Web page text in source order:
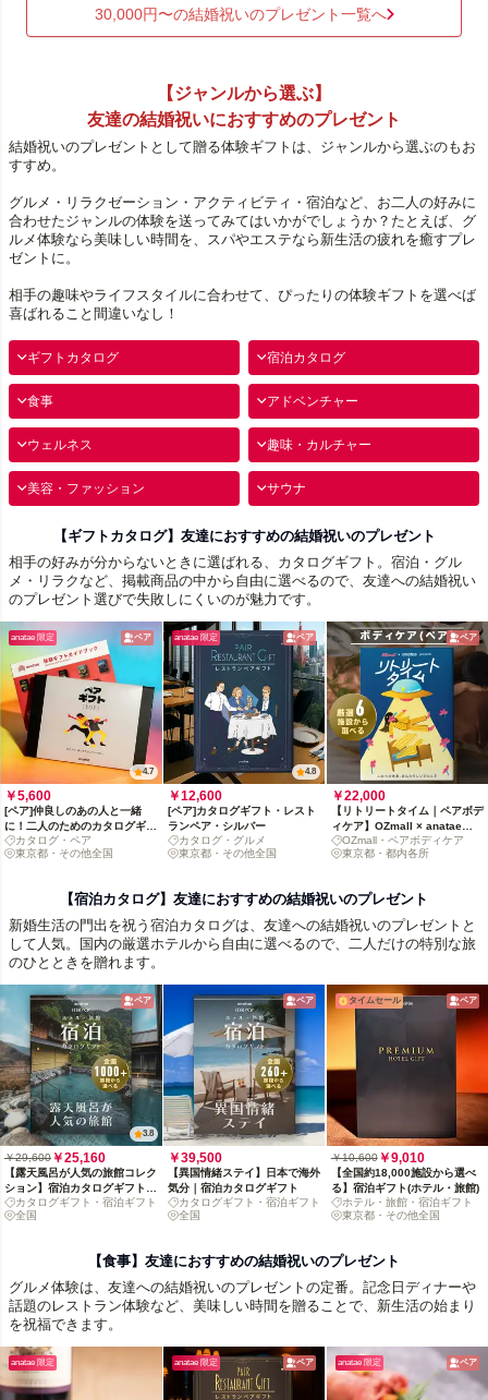
30,000円〜の結婚祝いのプレゼント一覧へ
【ジャンルから選ぶ】
友達の結婚祝いにおすすめのプレゼント
結婚祝いのプレゼントとして贈る体験ギフトは、ジャンルから選ぶのもお
すすめ。
グルメ・リラクゼーション・アクティビティ・宿泊など、お二人の好みに
合わせたジャンルの体験を送ってみてはいかがでしょうか？たとえば、グ
ルメ体験なら美味しい時間を、スパやエステなら新生活の疲れを癒すプレ
ゼントに。
相手の趣味やライフスタイルに合わせて、ぴったりの体験ギフトを選べば
喜ばれること間違いなし！
ギフトカタログ 宿泊カタログ
食事 アドベンチャー
ウェルネス 趣味・カルチャー
美容・ファッション サウナ
【ギフトカタログ】友達におすすめの結婚祝いのプレゼント
相手の好みが分からないときに選ばれる、カタログギフト。宿泊・グル
メ・リラクなど、掲載商品の中から自由に選べるので、友達への結婚祝い
のプレゼント選びで失敗しにくいのが魅力です。
anatae 限定 ペア
4.7
￥5,600
[ペア]仲良しのあの人と一緒
に！二人のためのカタログギフ
トカタログ・ペア
東京都・その他全国
anatae 限定 ペア
4.8
￥12,600
[ペア]カタログギフト・レスト
ランペア・シルバー
カタログ・グルメ
東京都・その他全国
ペア
￥22,000
【リトリートタイム｜ペアボデ
ィケア】OZmall × anatae
presents カタログギフト
OZmall・ペアボディケア
東京都・都内各所
【宿泊カタログ】友達におすすめの結婚祝いのプレゼント
新婚生活の門出を祝う宿泊カタログは、友達への結婚祝いのプレゼントと
して人気。国内の厳選ホテルから自由に選べるので、二人だけの特別な旅
のひとときを贈れます。
ペア
3.8
￥29,600 ￥25,160
【露天風呂が人気の旅館コレク
ション】宿泊カタログギフト:
掲載数1,000+施設〜
カタログギフト・宿泊ギフト
全国
ペア
￥39,500
【異国情緒ステイ】日本で海外
気分｜宿泊カタログギフト
カタログギフト・宿泊ギフト
全国
タイムセール ペア
￥10,600￥9,010
【全国約18,000施設から選べ
る】宿泊ギフト(ホテル・旅館)
ホテル・旅館・宿泊ギフト
東京都・その他全国
【食事】友達におすすめの結婚祝いのプレゼント
グルメ体験は、友達への結婚祝いのプレゼントの定番。記念日ディナーや
話題のレストラン体験など、美味しい時間を贈ることで、新生活の始まり
を祝福できます。
anatae 限定 anatae 限定 ペア anatae 限定 ペア